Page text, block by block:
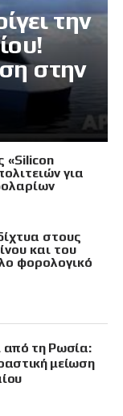
την
στην
«Silicon
για
στους
και του
φορολογικό
από τη Ρωσία:
μείωση